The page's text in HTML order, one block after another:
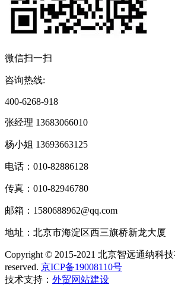
微信扫一扫
咨询热线:
400-6268-918
张经理 13683066010
杨小姐 13693663125
电话：010-82886128
传真：010-82946780
邮箱：1580688962@qq.com
地址：北京市海淀区西三旗桥新龙大厦
Copyright © 2015-2021 北京智远通纳科
reserved. 京ICP备19008110号
技术支持： 外贸网站建设